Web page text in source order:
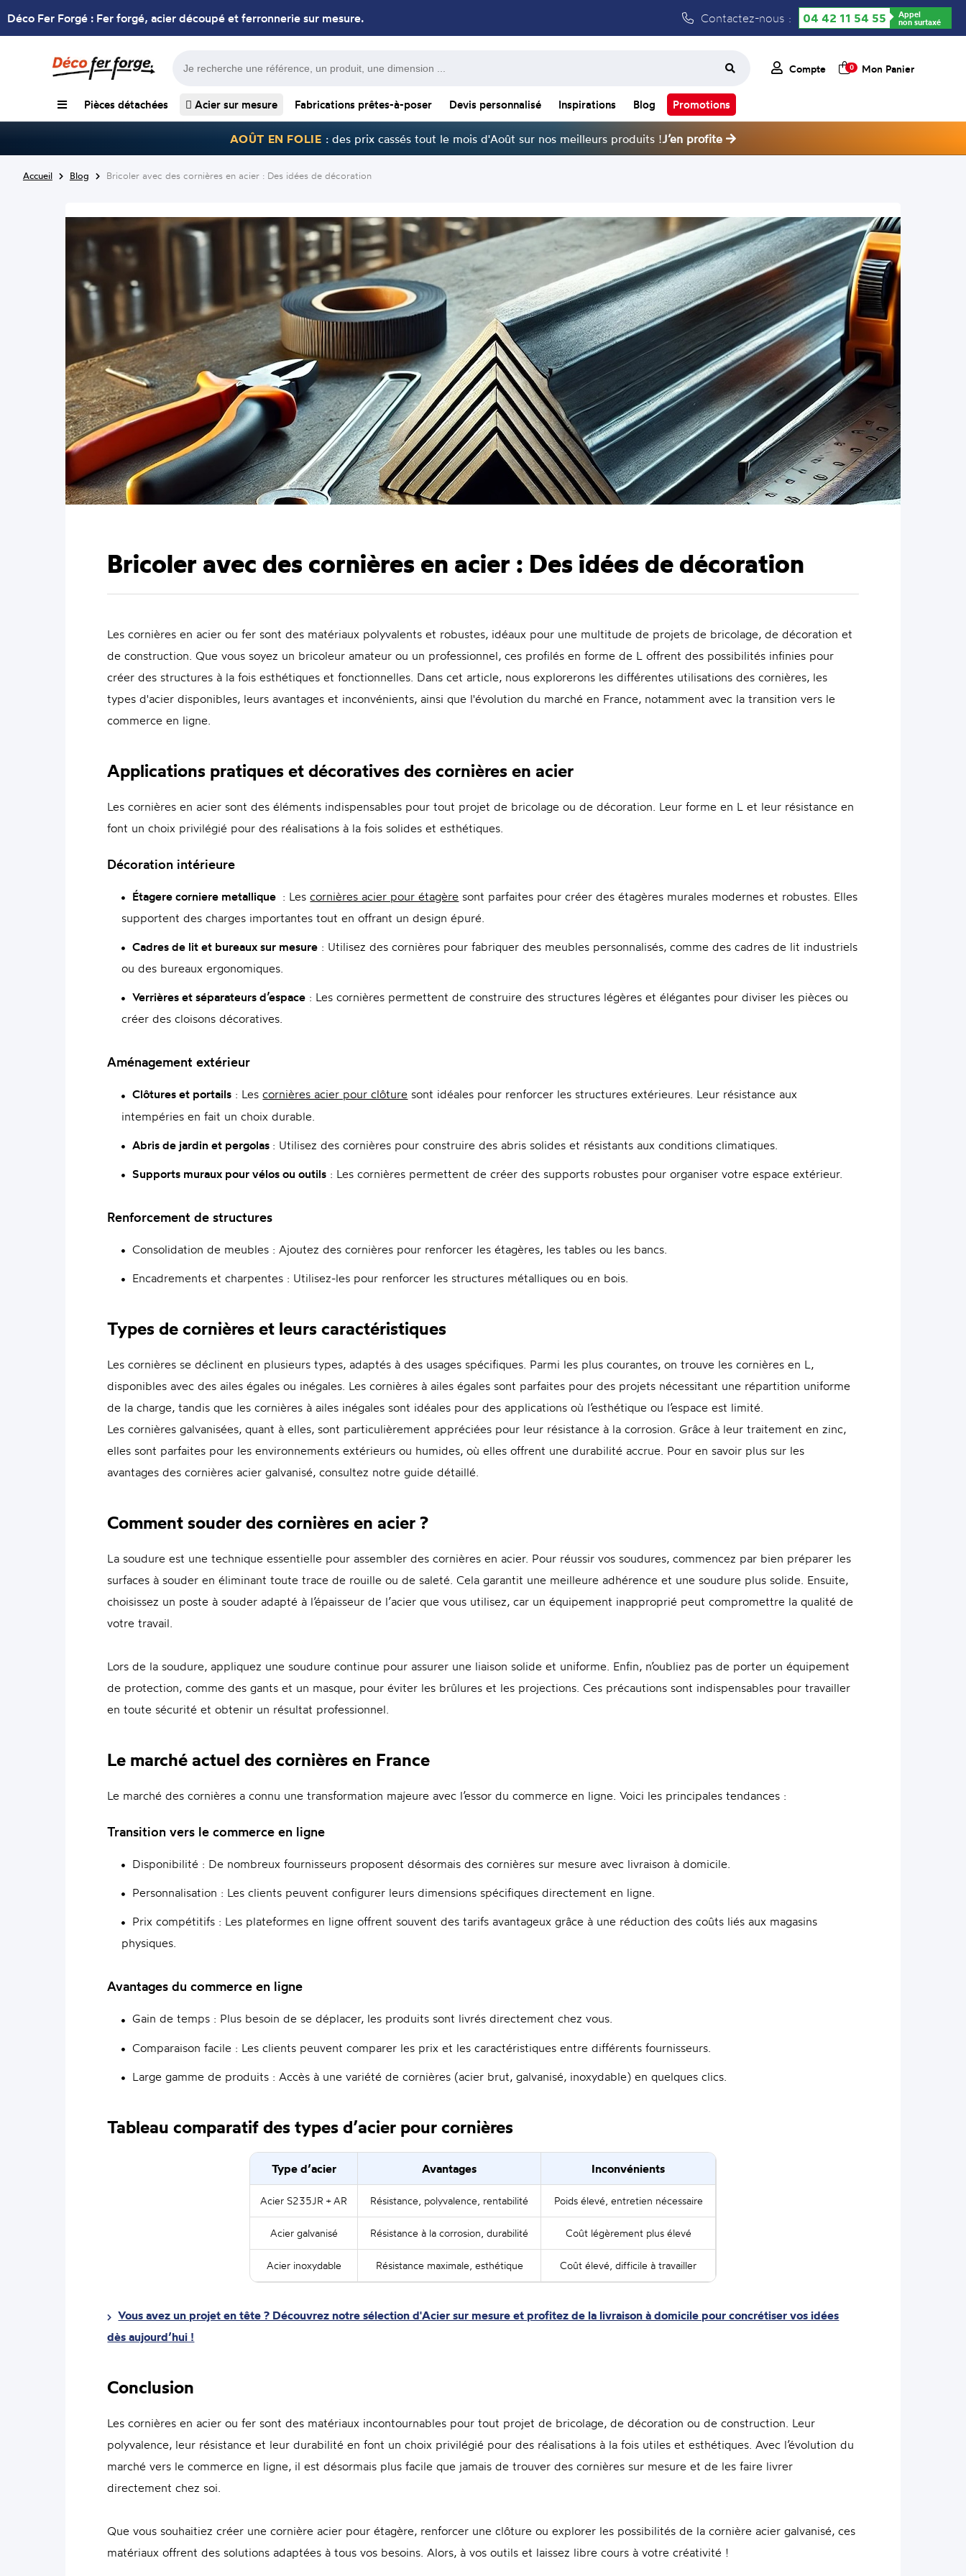
Déco Fer Forgé : Fer forgé, acier découpé et ferronnerie sur mesure. Contactez-nous : 04 42 11 54 55 Appel
non surtaxé
Compte 0 Mon Panier
Pièces détachées Acier sur mesure Fabrications prêtes-à-poser Devis personnalisé Inspirations Blog Promotions
AOÛT EN FOLIE : des prix cassés tout le mois d'Août sur nos meilleurs produits !J’en profite
Accueil Blog Bricoler avec des cornières en acier : Des idées de décoration
Bricoler avec des cornières en acier : Des idées de décoration
Les cornières en acier ou fer sont des matériaux polyvalents et robustes, idéaux pour une multitude de projets de bricolage, de décoration et
de construction. Que vous soyez un bricoleur amateur ou un professionnel, ces profilés en forme de L offrent des possibilités infinies pour
créer des structures à la fois esthétiques et fonctionnelles. Dans cet article, nous explorerons les différentes utilisations des cornières, les
types d'acier disponibles, leurs avantages et inconvénients, ainsi que l'évolution du marché en France, notamment avec la transition vers le
commerce en ligne.
Applications pratiques et décoratives des cornières en acier
Les cornières en acier sont des éléments indispensables pour tout projet de bricolage ou de décoration. Leur forme en L et leur résistance en
font un choix privilégié pour des réalisations à la fois solides et esthétiques.
Décoration intérieure
Étagere corniere metallique : Lescornières acier pour étagère sont parfaites pour créer des étagères murales modernes et robustes. Elles
supportent des charges importantes tout en offrant un design épuré.
Cadres de lit et bureaux sur mesure : Utilisez des cornières pour fabriquer des meubles personnalisés, comme des cadres de lit industriels
ou des bureaux ergonomiques.
Verrières et séparateurs d’espace : Les cornières permettent de construire des structures légères et élégantes pour diviser les pièces ou
créer des cloisons décoratives.
Aménagement extérieur
Clôtures et portails : Lescornières acier pour clôture sont idéales pour renforcer les structures extérieures. Leur résistance aux
intempéries en fait un choix durable.
Abris de jardin et pergolas : Utilisez des cornières pour construire des abris solides et résistants aux conditions climatiques.
Supports muraux pour vélos ou outils : Les cornières permettent de créer des supports robustes pour organiser votre espace extérieur.
Renforcement de structures
Consolidation de meubles : Ajoutez des cornières pour renforcer les étagères, les tables ou les bancs.
Encadrements et charpentes : Utilisez-les pour renforcer les structures métalliques ou en bois.
Types de cornières et leurs caractéristiques
Les cornières se déclinent en plusieurs types, adaptés à des usages spécifiques. Parmi les plus courantes, on trouve les cornières en L,
disponibles avec des ailes égales ou inégales. Les cornières à ailes égales sont parfaites pour des projets nécessitant une répartition uniforme
de la charge, tandis que les cornières à ailes inégales sont idéales pour des applications où l’esthétique ou l’espace est limité.
Les cornières galvanisées, quant à elles, sont particulièrement appréciées pour leur résistance à la corrosion. Grâce à leur traitement en zinc,
elles sont parfaites pour les environnements extérieurs ou humides, où elles offrent une durabilité accrue. Pour en savoir plus sur les
avantages des cornières acier galvanisé, consultez notre guide détaillé.
Comment souder des cornières en acier ?
La soudure est une technique essentielle pour assembler des cornières en acier. Pour réussir vos soudures, commencez par bien préparer les
surfaces à souder en éliminant toute trace de rouille ou de saleté. Cela garantit une meilleure adhérence et une soudure plus solide. Ensuite,
choisissez un poste à souder adapté à l’épaisseur de l’acier que vous utilisez, car un équipement inapproprié peut compromettre la qualité de
votre travail.
Lors de la soudure, appliquez une soudure continue pour assurer une liaison solide et uniforme. Enfin, n’oubliez pas de porter un équipement
de protection, comme des gants et un masque, pour éviter les brûlures et les projections. Ces précautions sont indispensables pour travailler
en toute sécurité et obtenir un résultat professionnel.
Le marché actuel des cornières en France
Le marché des cornières a connu une transformation majeure avec l’essor du commerce en ligne. Voici les principales tendances :
Transition vers le commerce en ligne
Disponibilité : De nombreux fournisseurs proposent désormais des cornières sur mesure avec livraison à domicile.
Personnalisation : Les clients peuvent configurer leurs dimensions spécifiques directement en ligne.
Prix compétitifs : Les plateformes en ligne offrent souvent des tarifs avantageux grâce à une réduction des coûts liés aux magasins
physiques.
Avantages du commerce en ligne
Gain de temps : Plus besoin de se déplacer, les produits sont livrés directement chez vous.
Comparaison facile : Les clients peuvent comparer les prix et les caractéristiques entre différents fournisseurs.
Large gamme de produits : Accès à une variété de cornières (acier brut, galvanisé, inoxydable) en quelques clics.
Tableau comparatif des types d’acier pour cornières
Type d’acier Avantages Inconvénients
Acier S235JR + AR Résistance, polyvalence, rentabilité Poids élevé, entretien nécessaire
Acier galvanisé Résistance à la corrosion, durabilité Coût légèrement plus élevé
Acier inoxydable Résistance maximale, esthétique Coût élevé, difficile à travailler
Vous avez un projet en tête ? Découvrez notre sélection d'Acier sur mesure et profitez de la livraison à domicile pour concrétiser vos idées
dès aujourd’hui !
Conclusion
Les cornières en acier ou fer sont des matériaux incontournables pour tout projet de bricolage, de décoration ou de construction. Leur
polyvalence, leur résistance et leur durabilité en font un choix privilégié pour des réalisations à la fois utiles et esthétiques. Avec l’évolution du
marché vers le commerce en ligne, il est désormais plus facile que jamais de trouver des cornières sur mesure et de les faire livrer
directement chez soi.
Que vous souhaitiez créer une cornière acier pour étagère, renforcer une clôture ou explorer les possibilités de la cornière acier galvanisé, ces
matériaux offrent des solutions adaptées à tous vos besoins. Alors, à vos outils et laissez libre cours à votre créativité !